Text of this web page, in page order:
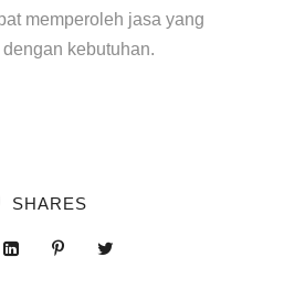
memperoleh jasa yang
kebutuhan.
SHARES